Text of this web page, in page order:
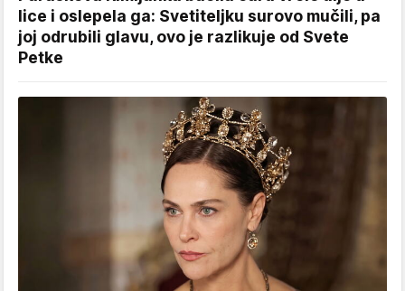
lice i oslepela ga: Svetiteljku surovo mučili, pa
joj odrubili glavu, ovo je razlikuje od Svete
Petke